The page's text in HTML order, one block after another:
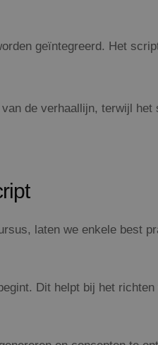
geïntegreerd. Het
de verhaallijn, terwijl het
laten we enkele best
Dit helpt bij het richten